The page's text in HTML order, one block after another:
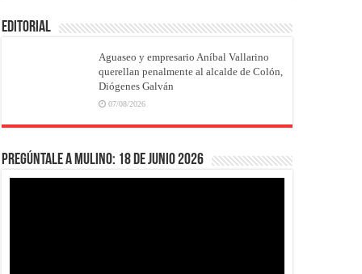
EDITORIAL
Aguaseo y empresario Aníbal Vallarino
querellan penalmente al alcalde de Colón,
Diógenes Galván
07/08/2026
Pregúntale a Mulino: 18 de junio 2026